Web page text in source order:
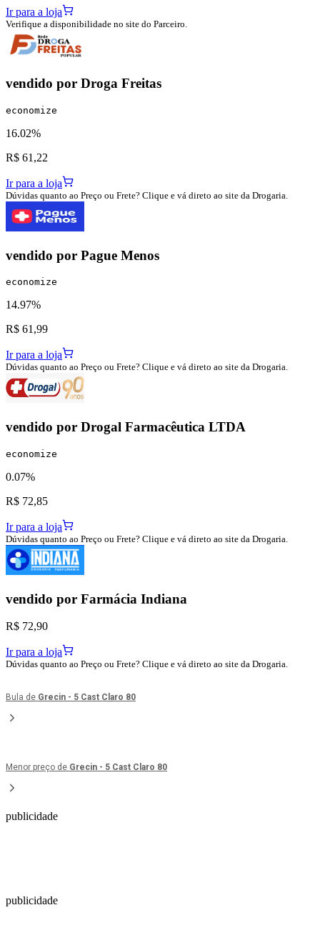
Ir para a loja
Verifique a disponibilidade no site do Parceiro.
vendido por Droga Freitas
economize
16.02%
R$ 61,22
Ir para a loja
Dúvidas quanto ao Preço ou Frete? Clique e vá direto ao site da Drogaria.
vendido por Pague Menos
economize
14.97%
R$ 61,99
Ir para a loja
Dúvidas quanto ao Preço ou Frete? Clique e vá direto ao site da Drogaria.
vendido por Drogal Farmacêutica LTDA
economize
0.07%
R$ 72,85
Ir para a loja
Dúvidas quanto ao Preço ou Frete? Clique e vá direto ao site da Drogaria.
vendido por Farmácia Indiana
R$ 72,90
Ir para a loja
Dúvidas quanto ao Preço ou Frete? Clique e vá direto ao site da Drogaria.
Bula de Grecin - 5 Cast Claro 80
Menor preço de Grecin - 5 Cast Claro 80
publicidade
publicidade